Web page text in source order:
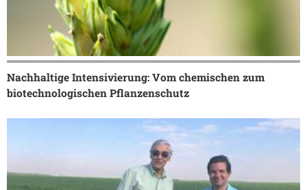
Nachhaltige Intensivierung: Vom chemischen zum
biotechnologischen Pflanzenschutz